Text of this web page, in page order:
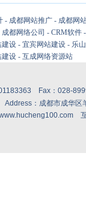
- 成都网站推广 - 成都网
成都网络公司 - CRM软件
建设 - 宜宾网站建设 - 乐
建设 - 互成网络资源站
Fax：028-
：成都市成华
互